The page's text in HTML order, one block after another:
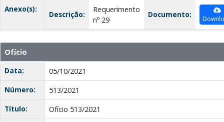
Anexo(s):
Descrição:
Requerimento
nº 29
Documento:
Ofício
Data:
05/10/2021
Número:
513/2021
Título:
Ofício 513/2021